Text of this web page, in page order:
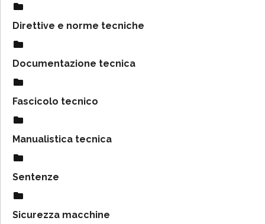
Direttive e norme tecniche
Documentazione tecnica
Fascicolo tecnico
Manualistica tecnica
Sentenze
Sicurezza macchine